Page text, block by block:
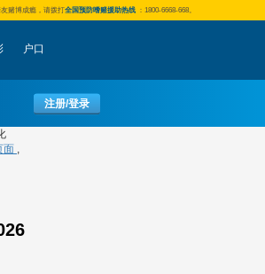
赌博成瘾，请拨打全国预防嗜赌援助热线 ：1800-6668-668。
户口
注册/登录
面 ,